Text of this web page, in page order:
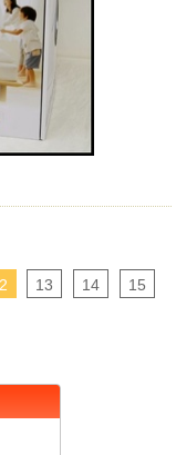
13 14
15